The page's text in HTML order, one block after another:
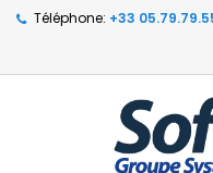
Téléphone: +33